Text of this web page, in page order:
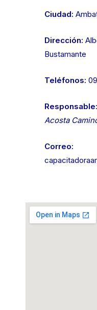
Ciudad:
Dirección:
Bustamante
Teléfonos:
Responsable:
Acosta
Correo: